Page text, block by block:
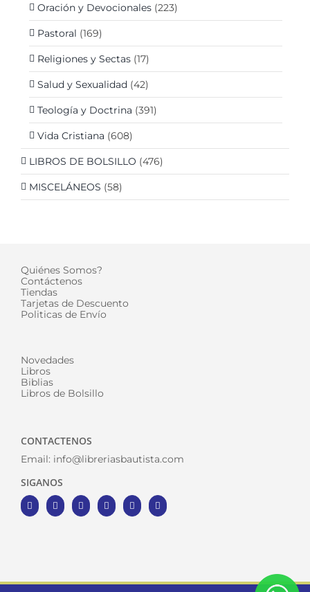
Oración y Devocionales (223)
Pastoral (169)
Religiones y Sectas (17)
Salud y Sexualidad (42)
Teología y Doctrina (391)
Vida Cristiana (608)
LIBROS DE BOLSILLO (476)
MISCELÁNEOS (58)
Quiénes Somos?
Contáctenos
Tiendas
Tarjetas de Descuento
Politicas de Envío
Novedades
Libros
Biblias
Libros de Bolsillo
CONTACTENOS
Email: info@libreriasbautista.com
SIGANOS